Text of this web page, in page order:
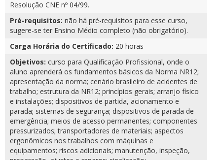
Resolução CNE nº 04/99.
Pré-requisitos: não há pré-requisitos para esse curso,
sugere-se ter Ensino Médio completo (não obrigatório).
Carga Horária do Certificado: 20 horas
Objetivos: curso para Qualificação Profissional, onde o
aluno aprenderá os fundamentos básicos da Norma NR12;
apresentação da norma; cenário brasileiro de acidentes de
trabalho; estrutura da NR12; princípios gerais; arranjo físico
e instalações; dispositivos de partida, acionamento e
parada; sistemas de segurança; dispositivos de parada de
emergência; meios de acesso permanentes; componentes
pressurizados; transportadores de materiais; aspectos
ergonômicos nos trabalhos com máquinas e
equipamentos; riscos adicionais; manutenção, inspeção,